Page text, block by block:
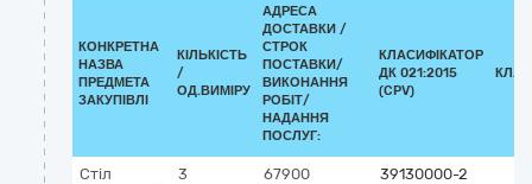
КОНКРЕТНА
НАЗВА
ПРЕДМЕТА
ЗАКУПІВЛІ
КІЛЬКІСТЬ
/
ОД.ВИМІРУ
АДРЕСА
ДОСТАВКИ /
СТРОК
ПОСТАВКИ/
ВИКОНАННЯ
РОБІТ/
НАДАННЯ
ПОСЛУГ:
КЛАСИФІКАТОР
ДК 021:2015
(CPV)
Стіл
3
67900
39130000-2